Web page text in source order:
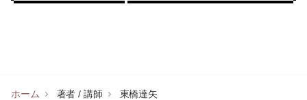
ホーム 著者 / 講師 東橋達矢